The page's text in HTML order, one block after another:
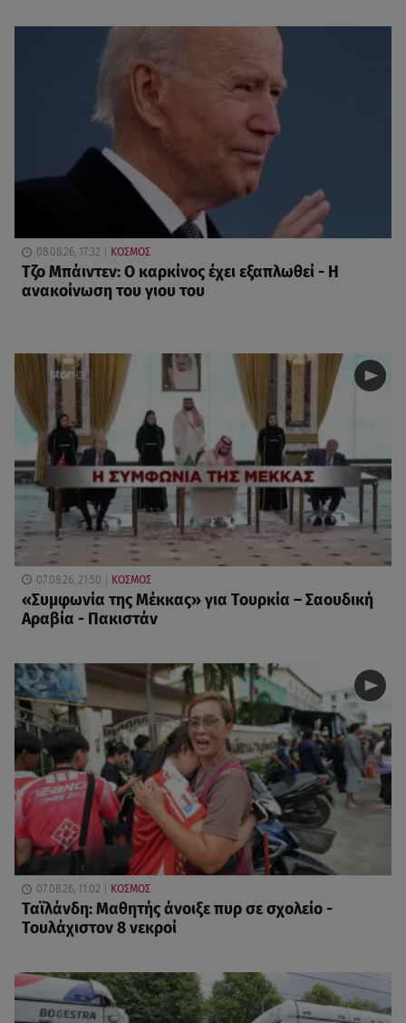
08.08.26, 17:32 ΚΟΣΜΟΣ
Τζο Μπάιντεν: Ο καρκίνος έχει εξαπλωθεί - Η
ανακοίνωση του γιου του
07.08.26, 21:50 ΚΟΣΜΟΣ
«Συμφωνία της Μέκκας» για Τουρκία – Σαουδική
Αραβία - Πακιστάν
07.08.26, 11:02 ΚΟΣΜΟΣ
Ταϊλάνδη: Μαθητής άνοιξε πυρ σε σχολείο -
Τουλάχιστον 8 νεκροί